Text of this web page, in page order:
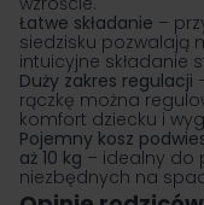
Łatwe składanie –
siedzisku pozwalają
intuicyjne składanie
Duży zakres regulacji
rączkę można
komfort dziecku i
Pojemny kosz
aż 10 kg – idealny do
niezbędnych na